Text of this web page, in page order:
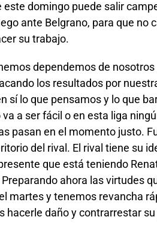
domingo puede salir
ante Belgrano, para que no
su trabajo.
dependemos de
los resultados por
sí lo que pensamos y lo que
a ser fácil o en esta liga
pasan en el momento justo.
del rival. El rival tiene su
que está teniendo
ahora las virtudes
martes y tenemos revancha
daño y contrarrestar su